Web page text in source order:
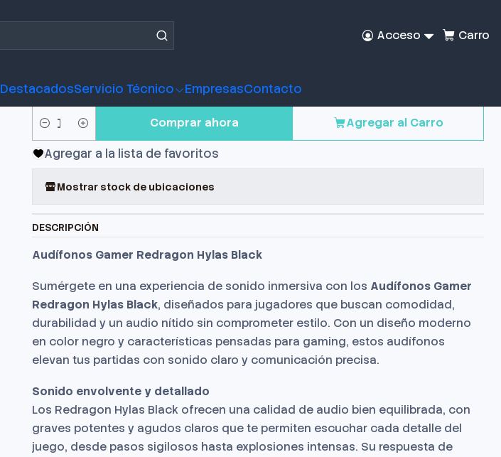
Acceso Carro
DestacadosServicio Técnico EmpresasContacto
Audífono Gamer Redragon HYLAS
Black
Cantidad
Agregar al Carro
Comprar ahora
Agregar a la lista de favoritos
Mostrar stock de ubicaciones
DESCRIPCIÓN
Audífonos Gamer Redragon Hylas Black
Sumérgete en una experiencia de sonido inmersiva con los Audífonos Gamer
Redragon Hylas Black, diseñados para jugadores que buscan comodidad,
durabilidad y un audio nítido sin comprometer estilo. Con un diseño moderno
en color negro y características pensadas para gaming, estos audífonos
elevan tus partidas con sonido claro y comunicación precisa.
Sonido envolvente y detallado
Los Redragon Hylas Black ofrecen una calidad de audio bien equilibrada, con
graves potentes y agudos claros que te permiten escuchar cada detalle del
juego, desde pasos sigilosos hasta explosiones intensas. Su respuesta de